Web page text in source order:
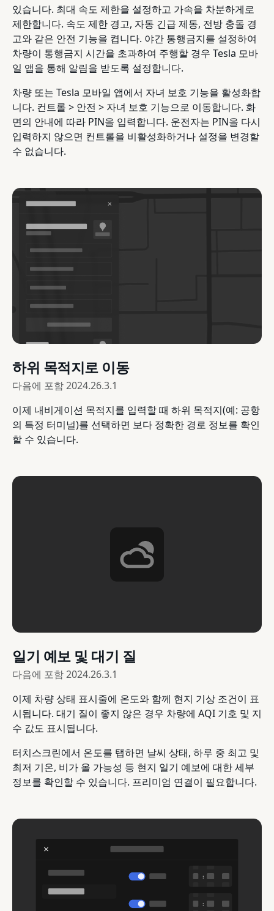
있습니다. 최대 속도 제한을 설정하고 가속을 차분하게로
제한합니다. 속도 제한 경고, 자동 긴급 제동, 전방 충돌 경
고와 같은 안전 기능을 켭니다. 야간 통행금지를 설정하여
차량이 통행금지 시간을 초과하여 주행할 경우 Tesla 모바
일 앱을 통해 알림을 받도록 설정합니다.
차량 또는 Tesla 모바일 앱에서 자녀 보호 기능을 활성화합
니다. 컨트롤 > 안전 > 자녀 보호 기능으로 이동합니다. 화
면의 안내에 따라 PIN을 입력합니다. 운전자는 PIN을 다시
입력하지 않으면 컨트롤을 비활성화하거나 설정을 변경할
수 없습니다.
하위 목적지로 이동
다음에 포함2024.26.3.1
이제 내비게이션 목적지를 입력할 때 하위 목적지(예: 공항
의 특정 터미널)를 선택하면 보다 정확한 경로 정보를 확인
할 수 있습니다.
일기 예보 및 대기 질
다음에 포함2024.26.3.1
이제 차량 상태 표시줄에 온도와 함께 현지 기상 조건이 표
시됩니다. 대기 질이 좋지 않은 경우 차량에 AQI 기호 및 지
수 값도 표시됩니다.
터치스크린에서 온도를 탭하면 날씨 상태, 하루 중 최고 및
최저 기온, 비가 올 가능성 등 현지 일기 예보에 대한 세부
정보를 확인할 수 있습니다. 프리미엄 연결이 필요합니다.